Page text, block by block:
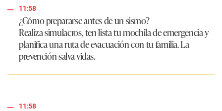
11:58
¿Cómo prepararse antes de un sismo?
Realiza simulacros, ten lista tu mochila de emergencia y
planifica una ruta de evacuación con tu familia. La
prevención salva vidas.
11:58